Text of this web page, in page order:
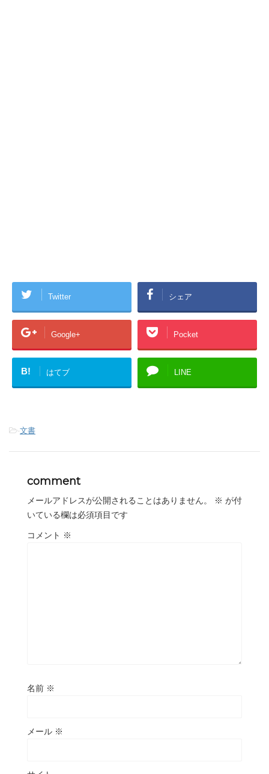
Twitter シェア
Google+ Pocket
B! はてブ LINE
-文書
comment
メールアドレスが公開されることはありません。 ※ が付
いている欄は必須項目です
コメント ※
名前 ※
メール ※